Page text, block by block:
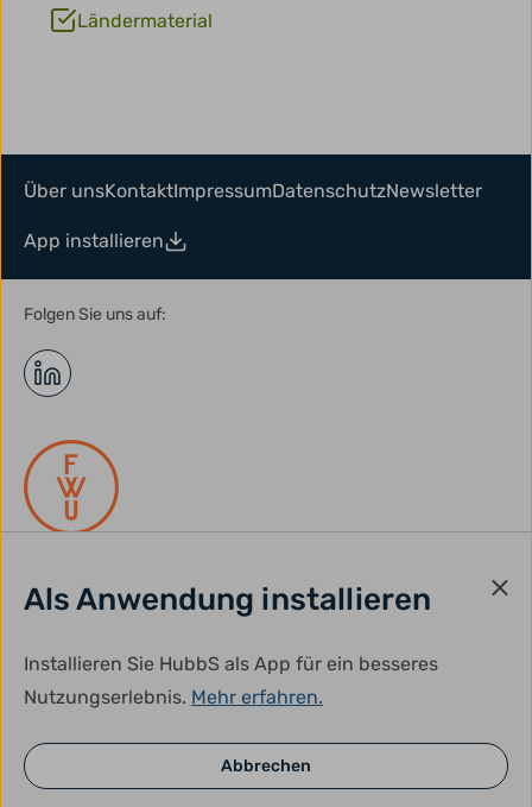
Ländermaterial
Als Anwendung installieren
Installieren Sie HubbS als App für ein besseres
Nutzungserlebnis. Mehr erfahren.
Abbrechen
Über unsKontaktImpressumDatenschutzNewsletter
App installieren
Folgen Sie uns auf:
gefördert durch: